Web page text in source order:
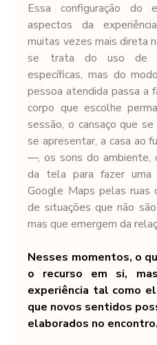
Essa configuração do
aspectos da
muitas vezes mais direta
se trata do uso de
específicas, mas do
pessoa atendida passa a
corpo que escolhe
sessão, o cansaço que
se apresentar, a casa ao
—, os sons do ambiente,
da tela para fazer uma
Google Maps pelas ruas
de situações que não
mas que emergem da
Nesses momentos, o
o recurso em si,
experiência tal como
que novos sentidos
elaborados no encontro.